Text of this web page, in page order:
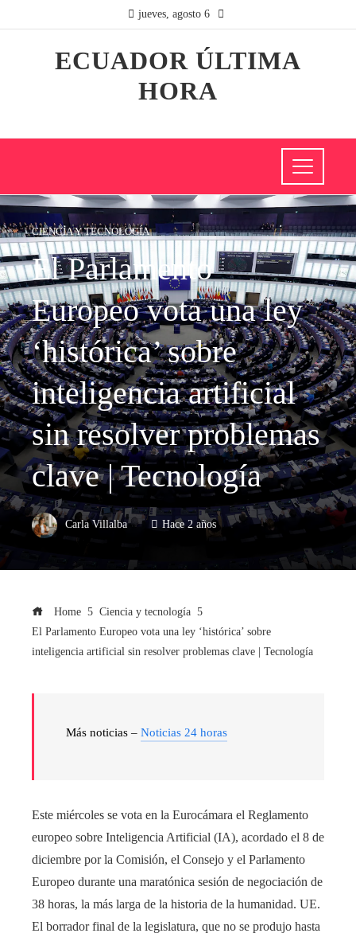
jueves, agosto 6
ECUADOR ÚLTIMA
HORA
CIENCIA Y TECNOLOGÍA
El Parlamento
Europeo vota una ley
‘histórica’ sobre
inteligencia artificial
sin resolver problemas
clave | Tecnología
Carla Villalba Hace 2 años
Home
Ciencia y tecnología
El Parlamento Europeo vota una ley ‘histórica’ sobre
inteligencia artificial sin resolver problemas clave | Tecnología
Más noticias – Noticias 24 horas
Este miércoles se vota en la Eurocámara el Reglamento
europeo sobre Inteligencia Artificial (IA), acordado el 8 de
diciembre por la Comisión, el Consejo y el Parlamento
Europeo durante una maratónica sesión de negociación de
38 horas, la más larga de la historia de la humanidad. UE.
El borrador final de la legislatura, que no se produjo hasta